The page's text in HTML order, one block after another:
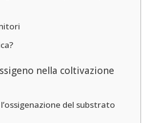
nella coltivazione
del substrato